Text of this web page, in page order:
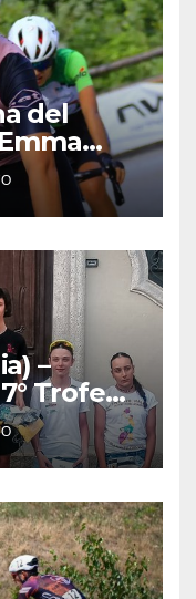
del
su
Allieve
–
Trofeo
del
e
neo
FCI